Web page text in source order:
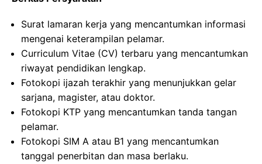
Surat lamaran kerja yang mencantumkan informasi
mengenai keterampilan pelamar.
Curriculum Vitae (CV) terbaru yang mencantumkan
riwayat pendidikan lengkap.
Fotokopi ijazah terakhir yang menunjukkan gelar
sarjana, magister, atau doktor.
Fotokopi KTP yang mencantumkan tanda tangan
pelamar.
Fotokopi SIM A atau B1 yang mencantumkan
tanggal penerbitan dan masa berlaku.